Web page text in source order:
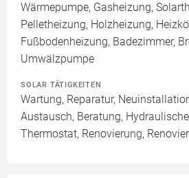
Wärmepumpe, Gasheizung,
Pelletheizung, Holzheizung,
Fußbodenheizung, Badezimmer,
Umwälzpumpe
SOLAR TÄTIGKEITEN
Wartung, Reparatur,
Austausch, Beratung,
Thermostat, Renovierung,